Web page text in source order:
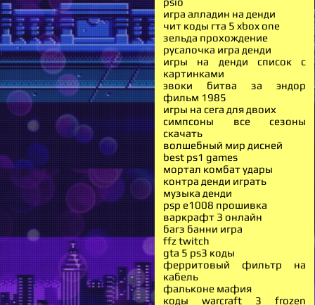
игра алладин на денди
чит коды гта 5 xbox one
зельда прохождение
русалочка игра денди
игры на денди список с
картинками
эвоки битва за эндор
фильм 1985
игры на сега для двоих
симпсоны все сезоны
скачать
волшебный мир дисней
best ps1 games
мортал комбат удары
контра денди играть
музыка денди
psp e1008 прошивка
варкрафт 3 онлайн
багз банни игра
ffz twitch
gta 5 ps3 коды
ферритовый фильтр на
кабель
фальконе мафия
коды warcraft 3 frozen